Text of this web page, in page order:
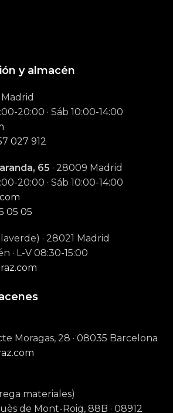
y almacén
Madrid
20:00 · Sáb 10:00-14:00
027 912
65 · 28009 Madrid
20:00 · Sáb 10:00-14:00
05 05
· 28021 Madrid
· L-V 08:30-15:00
Moragas, 28 · 08035 Barcelona
materiales)
de Mont-Roig, 88B · 08912